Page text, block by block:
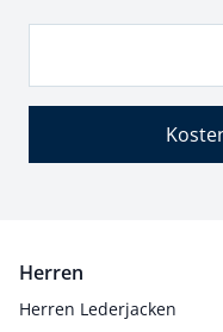
Herren
Herren Lederjacken